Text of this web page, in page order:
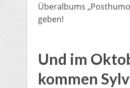
Überalbums
geben!
​Und im
kommen